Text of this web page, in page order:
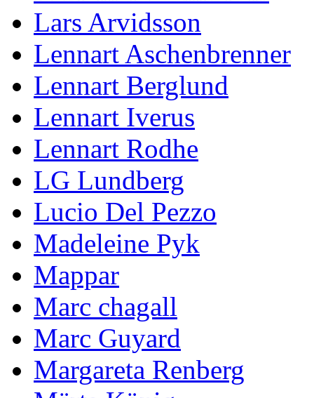
Lars Arvidsson
Lennart Aschenbrenner
Lennart Berglund
Lennart Iverus
Lennart Rodhe
LG Lundberg
Lucio Del Pezzo
Madeleine Pyk
Mappar
Marc chagall
Marc Guyard
Margareta Renberg